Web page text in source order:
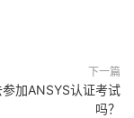
下一篇
加ANSYS认证考试
吗？